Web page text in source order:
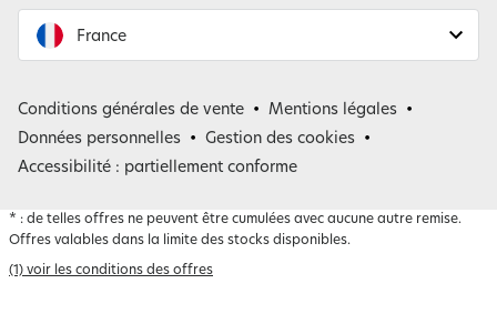
France
Belgique
Conditions générales de vente
Mentions légales
Données personnelles
Gestion des cookies
Accessibilité : partiellement conforme
* : de telles offres ne peuvent être cumulées avec aucune autre remise.
Offres valables dans la limite des stocks disponibles.
(1) voir les conditions des offres